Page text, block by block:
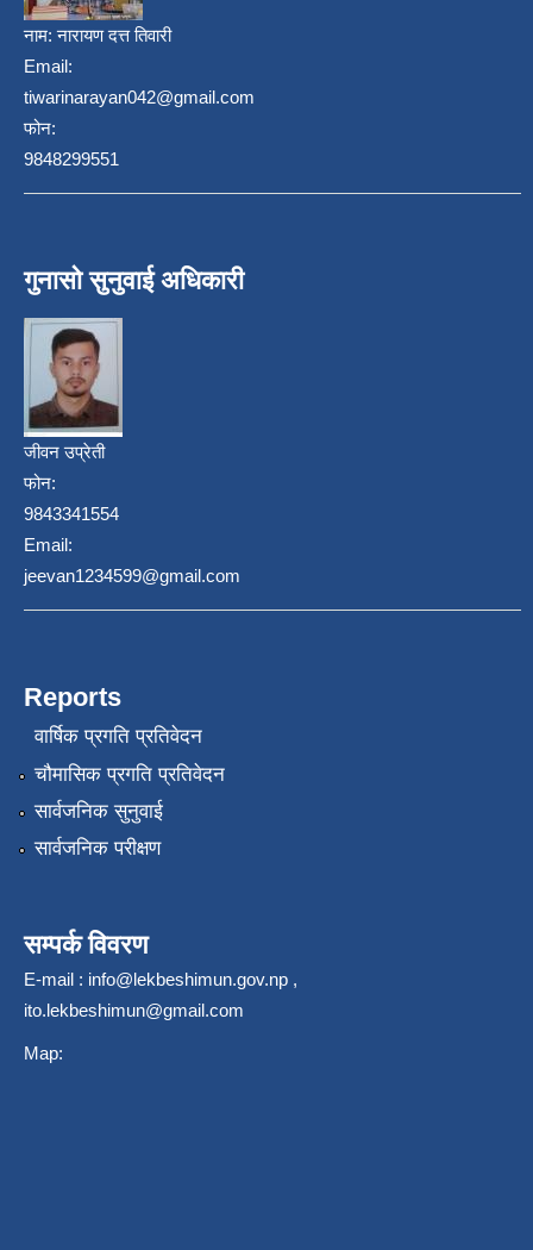
नाम:नारायण दत्त तिवारी
Email:
tiwarinarayan042@gmail.com
फोन:
9848299551
गुनासो सुनुवाई अधिकारी
जीवन उप्रेती
फोन:
9843341554
Email:
jeevan1234599@gmail.com
Reports
वार्षिक प्रगति प्रतिवेदन
चौमासिक प्रगति प्रतिवेदन
सार्वजनिक सुनुवाई
सार्वजनिक परीक्षण
सम्पर्क विवरण
E-mail : info@lekbeshimun.gov.np ,
ito.lekbeshimun@gmail.com
Map: